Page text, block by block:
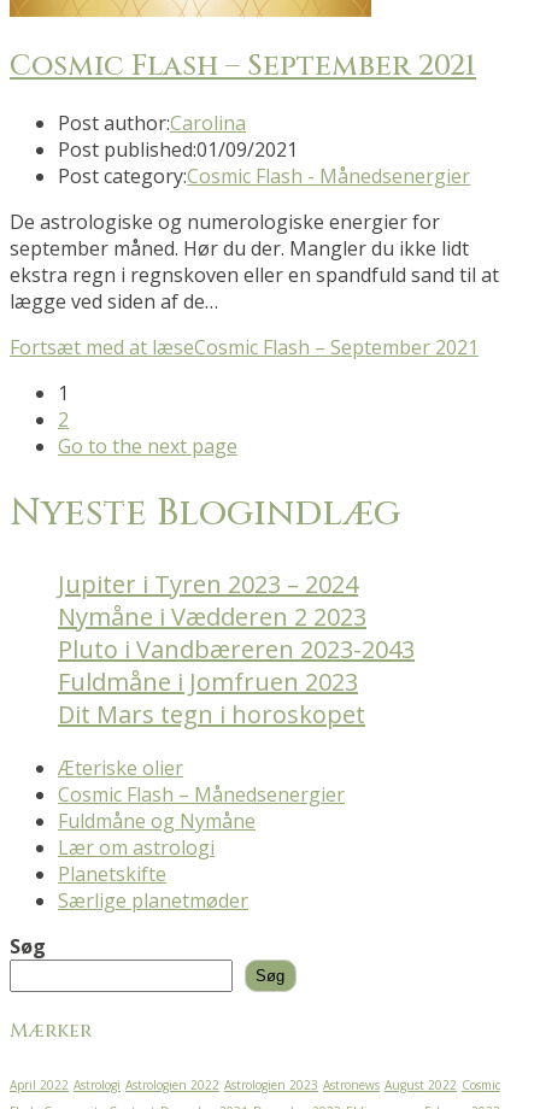
Cosmic Flash – September 2021
Post author:Carolina
Post published:01/09/2021
Post category:Cosmic Flash - Månedsenergier
De astrologiske og numerologiske energier for
september måned. Hør du der. Mangler du ikke lidt
ekstra regn i regnskoven eller en spandfuld sand til at
lægge ved siden af de…
Fortsæt med at læseCosmic Flash – September 2021
1
2
Go to the next page
Nyeste Blogindlæg
Jupiter i Tyren 2023 – 2024
Nymåne i Vædderen 2 2023
Pluto i Vandbæreren 2023-2043
Fuldmåne i Jomfruen 2023
Dit Mars tegn i horoskopet
Æteriske olier
Cosmic Flash – Månedsenergier
Fuldmåne og Nymåne
Lær om astrologi
Planetskifte
Særlige planetmøder
Søg
Søg
Mærker
April 2022 Astrologi Astrologien 2022 Astrologien 2023 Astronews August 2022 Cosmic